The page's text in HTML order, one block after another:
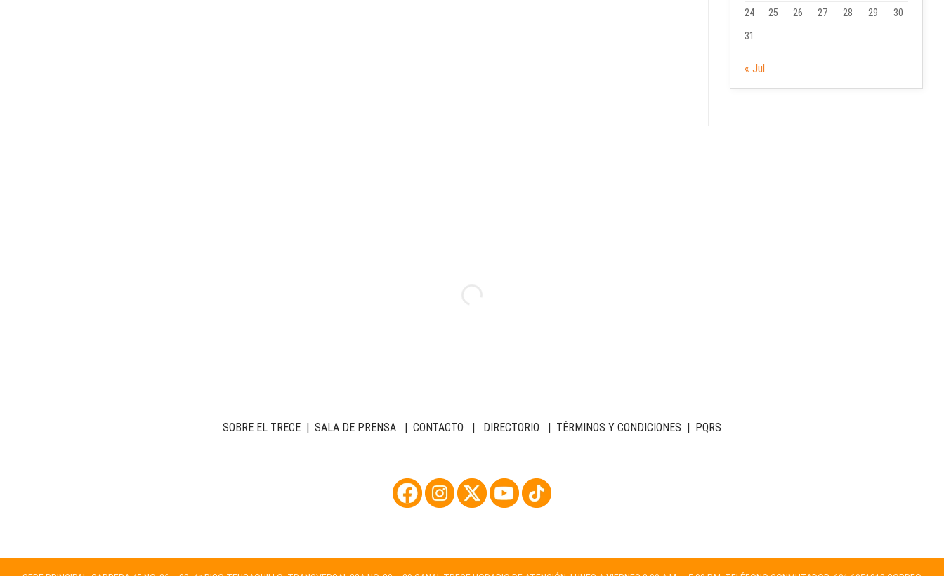
24
25 26 27 28 29
30
31
« Jul
SOBRE EL TRECE | SALA DE PRENSA | CONTACTO | DIRECTORIO | TÉRMINOS Y CONDICIONES | PQRS